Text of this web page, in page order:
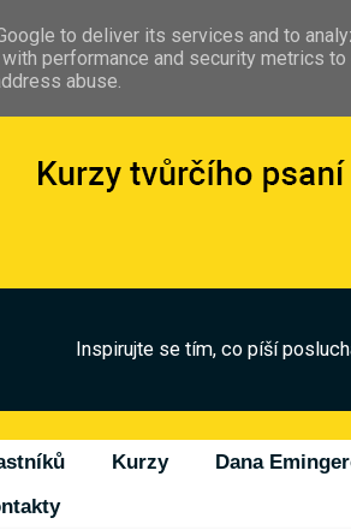
Inspirujte se tím, co píší
Kurzy Dana
to deliver its services and to
performance and security metrics
abuse.